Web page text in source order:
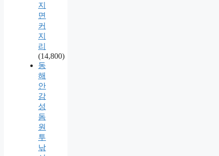
지
면
커
지
리
(14,800)
동
해
안
감
성
돔
원
투
낚